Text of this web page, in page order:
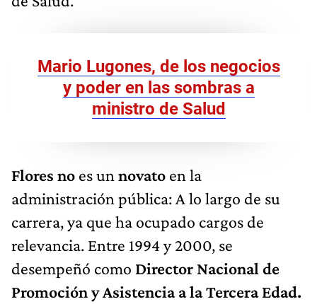
Mario Lugones, de los negocios
y poder en las sombras a
ministro de Salud
Flores no es un novato en la
administración pública: A lo largo de su
carrera, ya que ha ocupado cargos de
relevancia. Entre 1994 y 2000, se
desempeñó como Director Nacional de
Promoción y Asistencia a la Tercera Edad.